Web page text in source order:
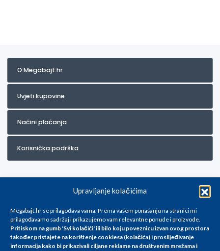
Upravljanje kolačićima
Megabajt.hr se prilagođava vama. Prema vašem ponašanju na stranici mi
prilagođavamo sadržaj i prikazujemo vam relevantne ponude i proizvode.
Pritiskom na gumb 'Svi kolačići' ili bilo koju poveznicu izvan ovog prostora
također pristajete na korištenje cookiesa (kolačića) i proslijeđivanje
informacija kako bi prikazivali ciljane reklame na društvenim mrežama i
O Megabajt.hr
Uvjeti kupovine
Načini plaćanja
Korisnička podrška
Za artikle kojih trenutno nema u ponudi obratite nam se na
info@megabajt.hr. Sve cijene su informativnog karaktera i podložne su